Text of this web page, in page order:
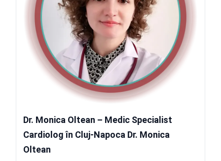
Dr. Monica Oltean – Medic Specialist
Cardiolog în Cluj-Napoca Dr. Monica
Oltean